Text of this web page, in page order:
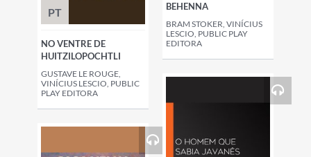
PT
NO VENTRE DE
HUITZILOPOCHTLI
GUSTAVE LE ROUGE,
VINÍCIUS LESCIO, PUBLIC
PLAY EDITORA
BEHENNA
BRAM STOKER, VINÍCIUS
LESCIO, PUBLIC PLAY
EDITORA